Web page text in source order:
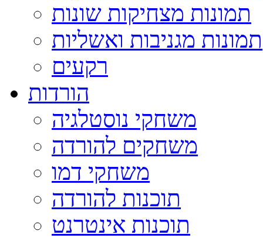
תמונות מצחיקות שונות
תמונות מגניבות ואשליות
רקעים
הורדות
משחקי נוסטלגיה
משחקים להורדה
משחקי דמו
תוכנות להורדה
תוכנות אינטרנט